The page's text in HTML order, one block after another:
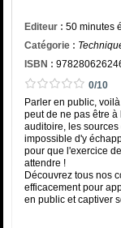
Editeur : 50 minutes
Catégorie :
ISBN :
0/10
Parler en public,
peut de ne pas être
auditoire, les
impossible d'y
pour que l'exercice
attendre !
Découvrez tous nos
efficacement pour
en public et captiver